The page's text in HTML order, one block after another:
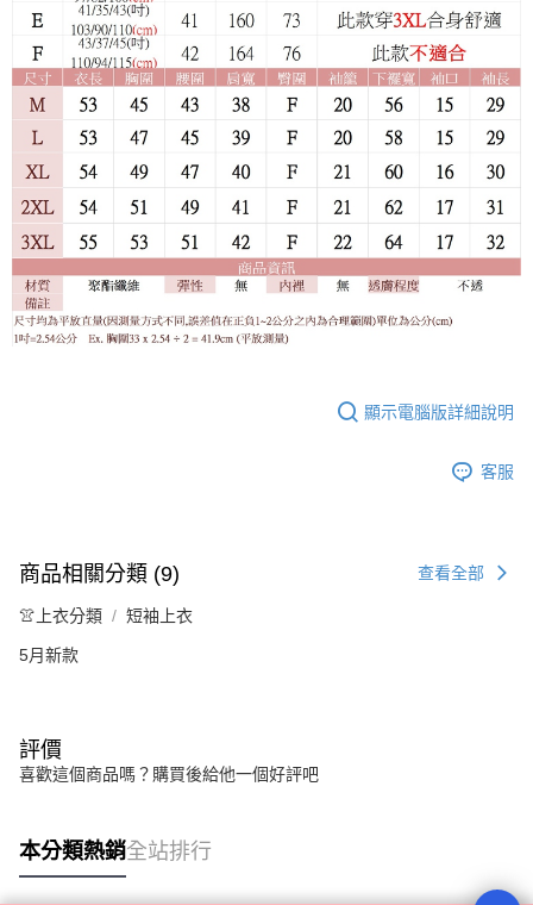
顯示電腦版詳細說明
客服
商品相關分類 (9) 查看全部
👚上衣分類 短袖上衣
5月新款
評價
喜歡這個商品嗎？購買後給他一個好評吧
本分類熱銷全站排行